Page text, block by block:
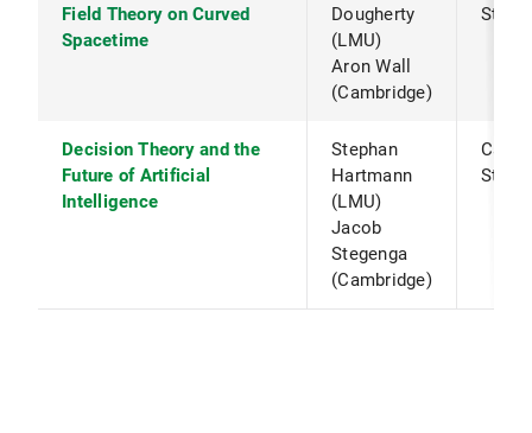
Field Theory on Curved
Spacetime
Dougherty
(LMU)
Aron Wall
(Cambridge)
Decision Theory and the
Future of Artificial
Intelligence
Stephan
Hartmann
(LMU)
Jacob
Stegenga
(Cambridge)